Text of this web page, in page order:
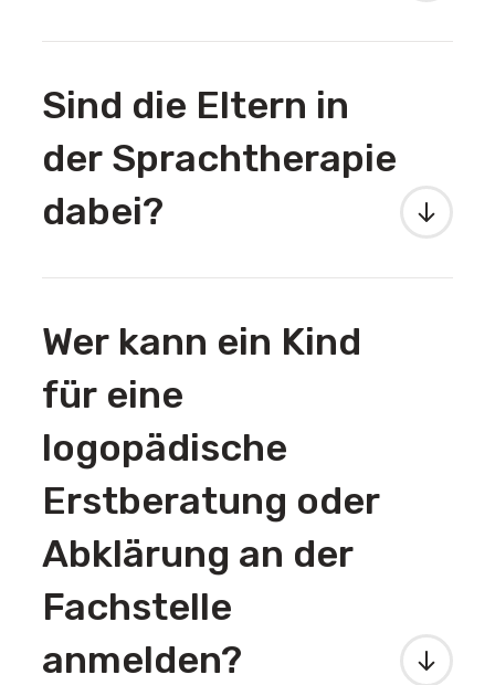
Sind die Eltern in
der Sprachtherapie
dabei?
Wer kann ein Kind
für eine
logopädische
Erstberatung oder
Abklärung an der
Fachstelle
anmelden?